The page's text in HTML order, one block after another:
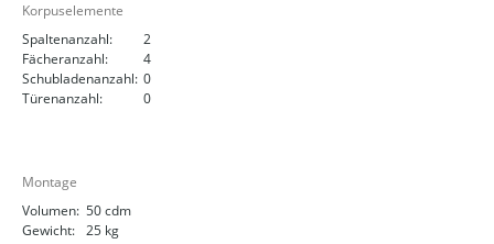
Korpuselemente
Spaltenanzahl:
2
Fächeranzahl:
4
Schubladenanzahl: 0
Türenanzahl:
0
Montage
Volumen: 50 cdm
Gewicht: 25 kg